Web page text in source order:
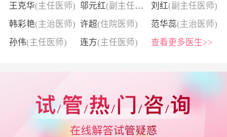
王克华(主任医师) 邬元红(副主任医师) 刘红(副主任医师)
韩彩艳(主治医师) 许超(住院医师) 范华蕊(主治医师)
孙伟(主任医师) 连方(主任医师) 查看更多医生>>